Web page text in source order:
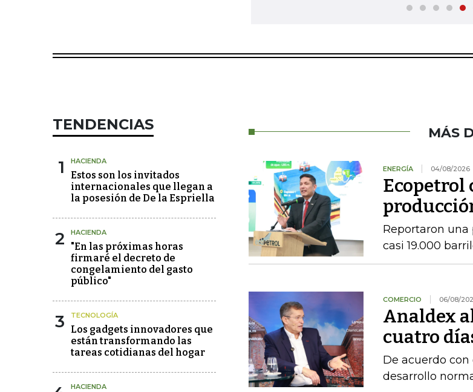
TENDENCIAS
1 HACIENDA
Estos son los invitados
internacionales que llegan a
la posesión de De la Espriella
2 HACIENDA
"En las próximas horas
firmaré el decreto de
congelamiento del gasto
público"
3 TECNOLOGÍA
Los gadgets innovadores que
están transformando las
tareas cotidianas del hogar
HACIENDA
MÁS
ENERGÍA 04/08/2026
Ecopetrol
Reportaron una
casi 19.000
COMERCIO 06/08/
Analdex
cuatro
De acuerdo
desarrollo